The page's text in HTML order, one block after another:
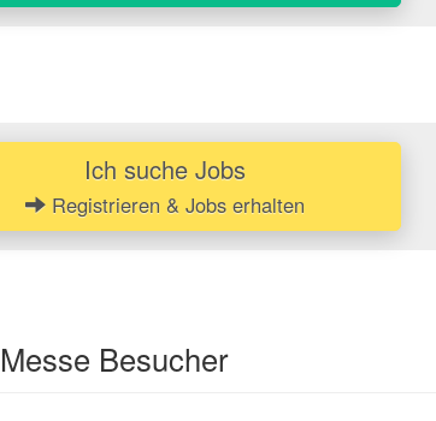
Ich suche Jobs
Registrieren & Jobs erhalten
Besucher